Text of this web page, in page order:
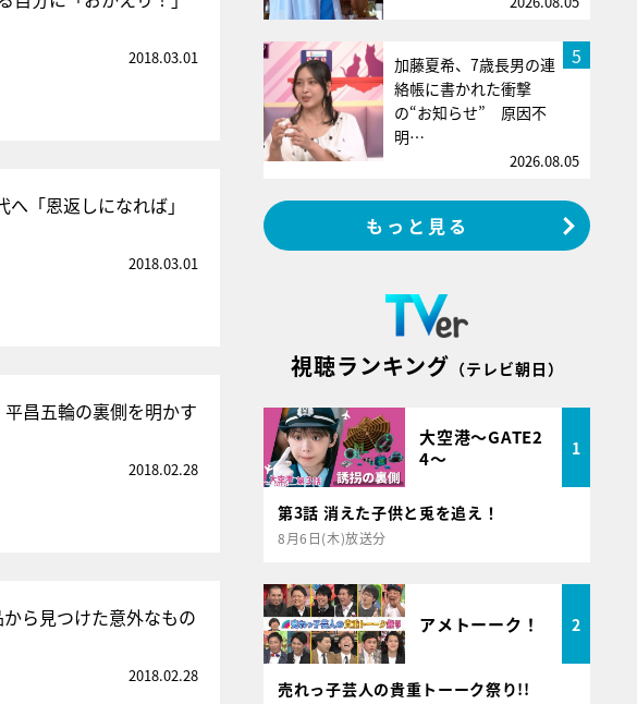
2018.03.01
「恩返しになれば」
2018.03.01
昌五輪の裏側を明かす
2018.02.28
ら見つけた意外なもの
2018.02.28
5
加藤夏希、7歳長男の連
絡帳に書かれた衝撃
の“お知らせ” 原因不
明…
2026.08.05
もっと見る
視聴ランキング （テレビ朝日）
大空港～GATE2
4～
1
第3話 消えた子供と兎を追え！
8月6日(木)放送分
アメトーーク！ 2
売れっ子芸人の貴重トーーク祭り!!